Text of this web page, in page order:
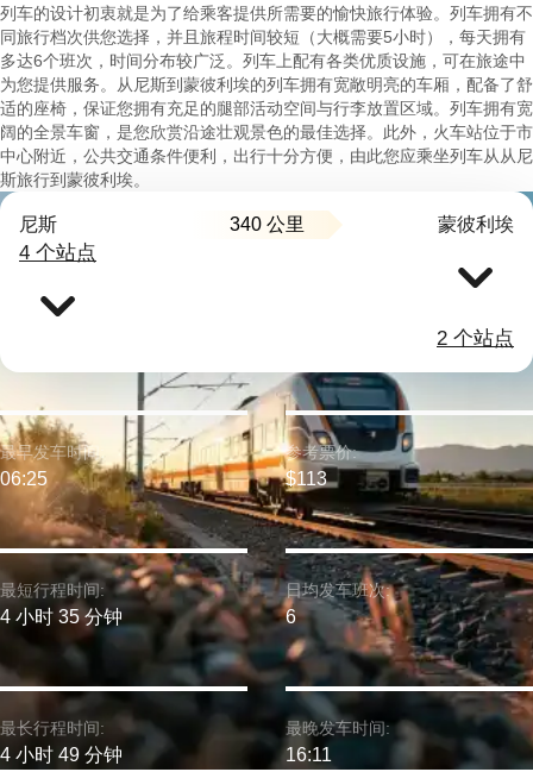
列车的设计初衷就是为了给乘客提供所需要的愉快旅行体验。列车拥有不
同旅行档次供您选择，并且旅程时间较短（大概需要5小时），每天拥有
多达6个班次，时间分布较广泛。列车上配有各类优质设施，可在旅途中
为您提供服务。从尼斯到蒙彼利埃的列车拥有宽敞明亮的车厢，配备了舒
适的座椅，保证您拥有充足的腿部活动空间与行李放置区域。列车拥有宽
阔的全景车窗，是您欣赏沿途壮观景色的最佳选择。此外，火车站位于市
中心附近，公共交通条件便利，出行十分方便，由此您应乘坐列车从从尼
斯旅行到蒙彼利埃。
尼斯 340 公里 蒙彼利埃
4 个站点
2 个站点
最短行程时间:
4 小时 35 分钟
最早发车时间:
06:25
最长行程时间:
4 小时 49 分钟
参考票价:
$113
日均发车班次:
6
最晚发车时间:
16:11